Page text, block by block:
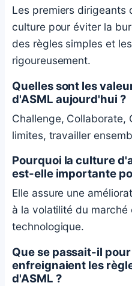
Les premiers dirigeants
culture pour éviter la
des règles simples et
rigoureusement.
Quelles sont les
d'ASML aujourd'hui ?
Challenge, Collaborate,
limites, travailler
Pourquoi la culture
est-elle importante
Elle assure une
à la volatilité du
technologique.
Que se passait-il
enfreignaient les
d'ASML ?